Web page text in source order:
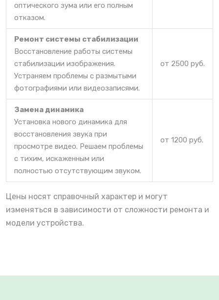
оптического зума или его полным
отказом.
Ремонт системы стабилизации
Восстановление работы системы
стабилизации изображения.
Устраняем проблемы с размытыми
фотографиями или видеозаписями.
от 2500 руб.
Замена динамика
Установка нового динамика для
восстановления звука при
просмотре видео. Решаем проблемы
с тихим, искаженным или
полностью отсутствующим звуком.
от 1200 руб.
Цены носят справочный характер и могут
изменяться в зависимости от сложности ремонта и
модели устройства.